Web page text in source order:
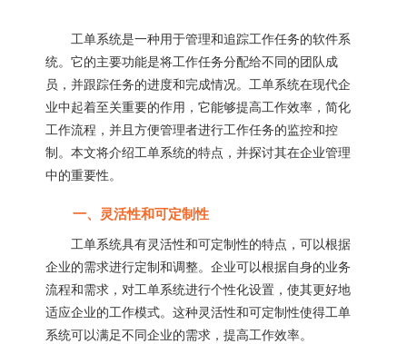
工单系统是一种用于管理和追踪工作任务的软件系
统。它的主要功能是将工作任务分配给不同的团队成
员，并跟踪任务的进度和完成情况。工单系统在现代企
业中起着至关重要的作用，它能够提高工作效率，简化
工作流程，并且方便管理者进行工作任务的监控和控
制。本文将介绍工单系统的特点，并探讨其在企业管理
中的重要性。
一、灵活性和可定制性
工单系统具有灵活性和可定制性的特点，可以根据
企业的需求进行定制和调整。企业可以根据自身的业务
流程和需求，对工单系统进行个性化设置，使其更好地
适应企业的工作模式。这种灵活性和可定制性使得工单
系统可以满足不同企业的需求，提高工作效率。